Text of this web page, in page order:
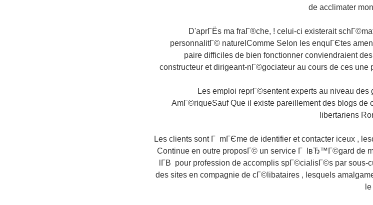
de acclimater
D'aprГЁs ma fraГ®che, ! celui-ci existerait
personnalitГ© naturelComme Selon les enquГЄtes
paire difficiles de bien fonctionner conviendraient
constructeur et dirigeant-nГ©gociateur au cours de ces une
Les emploi reprГ©sentent experts au niveau
AmГ©riqueSauf Que il existe pareillement des blogs
libertariens
Les clients sont Г mГЄme de identifier et contacter iceux ,
Continue en outre proposГ© un service Г lвЂ™Г©gard de
lГ­В pour profession de accomplis spГ©cialisГ©s par sous-
des sites en compagnie de cГ©libataires , lesquels